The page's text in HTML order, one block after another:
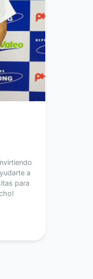
a
para